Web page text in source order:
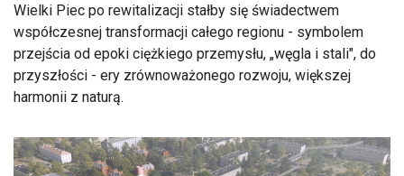
Wielki Piec po rewitalizacji stałby się świadectwem
współczesnej transformacji całego regionu - symbolem
przejścia od epoki ciężkiego przemysłu, „węgla i stali", do
przyszłości - ery zrównoważonego rozwoju, większej
harmonii z naturą.